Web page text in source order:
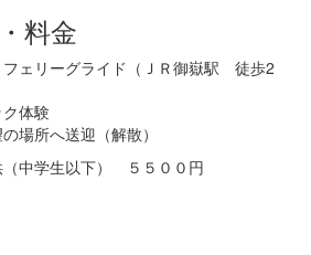
料金
リーグライド（ＪＲ御嶽駅 徒歩2
体験
所へ送迎（解散）
中学生以下） ５５００円